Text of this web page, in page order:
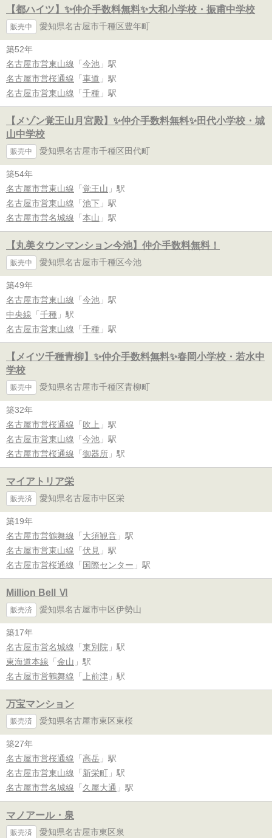
【都ハイツ】✨️仲介手数料無料✨️大和小学校・振甫中学校
販売中 愛知県名古屋市千種区豊年町
築52年
名古屋市営東山線 「 今池 」駅
名古屋市営桜通線 「 車道 」駅
名古屋市営東山線 「 千種 」駅
【メゾン覚王山月宮殿】✨️仲介手数料無料✨️田代小学校・城
山中学校
販売中 愛知県名古屋市千種区田代町
築54年
名古屋市営東山線 「 覚王山 」駅
名古屋市営東山線 「 池下 」駅
名古屋市営名城線 「 本山 」駅
【丸美タウンマンション今池】仲介手数料無料！
販売中 愛知県名古屋市千種区今池
築49年
名古屋市営東山線 「 今池 」駅
中央線 「 千種 」駅
名古屋市営東山線 「 千種 」駅
【メイツ千種青柳】✨️仲介手数料無料✨️春岡小学校・若水中
学校
販売中 愛知県名古屋市千種区青柳町
築32年
名古屋市営桜通線 「 吹上 」駅
名古屋市営東山線 「 今池 」駅
名古屋市営桜通線 「 御器所 」駅
マイアトリア栄
販売済 愛知県名古屋市中区栄
築19年
名古屋市営鶴舞線 「 大須観音 」駅
名古屋市営東山線 「 伏見 」駅
名古屋市営桜通線 「 国際センター 」駅
Million Bell Ⅵ
販売済 愛知県名古屋市中区伊勢山
築17年
名古屋市営名城線 「 東別院 」駅
東海道本線 「 金山 」駅
名古屋市営鶴舞線 「 上前津 」駅
万宝マンション
販売済 愛知県名古屋市東区東桜
築27年
名古屋市営桜通線 「 高岳 」駅
名古屋市営東山線 「 新栄町 」駅
名古屋市営名城線 「 久屋大通 」駅
マノアール・泉
販売済 愛知県名古屋市東区泉